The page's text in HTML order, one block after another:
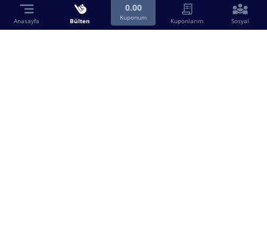
Anasayfa Bülten
0.00
Kuponum Kuponlarım Sosyal